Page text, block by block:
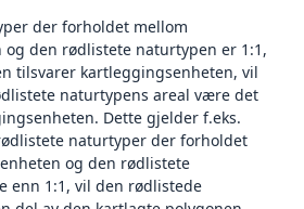
der forholdet mellom
den rødlistete naturtypen er 1:1,
tilsvarer kartleggingsenheten, vil
naturtypens areal være det
Dette gjelder f.eks.
naturtyper der forholdet
og den rødlistete
enn 1:1, vil den rødlistede